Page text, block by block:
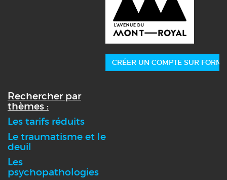
CRÉER UN COMPTE SUR
Rechercher par
thèmes :
Les tarifs réduits
Le traumatisme et le
deuil
Les
psychopathologies